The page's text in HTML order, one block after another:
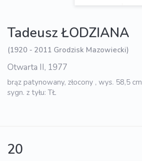
Tadeusz ŁODZIANA
(1920 - 2011 Grodzisk Mazowiecki)
Otwarta II, 1977
brąz patynowany, złocony , wys. 58,5 cm
sygn. z tyłu: TŁ
20